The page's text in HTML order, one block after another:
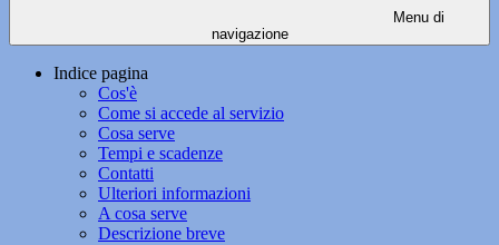
Menu di
navigazione
Indice pagina
Cos'è
Come si accede al servizio
Cosa serve
Tempi e scadenze
Contatti
Ulteriori informazioni
A cosa serve
Descrizione breve